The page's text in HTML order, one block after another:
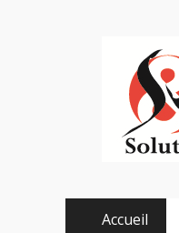
Menu
AllerAccueil